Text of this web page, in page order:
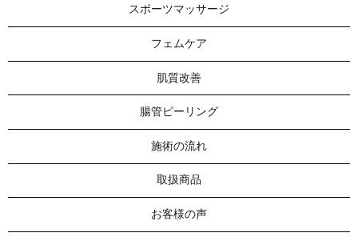
スポーツマッサージ
フェムケア
肌質改善
腸管ピーリング
施術の流れ
取扱商品
お客様の声